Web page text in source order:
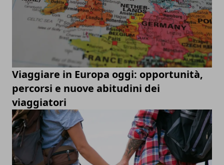
Viaggiare in Europa oggi: opportunità,
percorsi e nuove abitudini dei
viaggiatori